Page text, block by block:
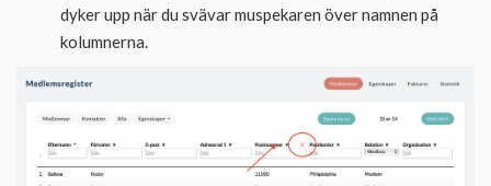
dyker upp när du svävar muspekaren över namnen på
kolumnerna.